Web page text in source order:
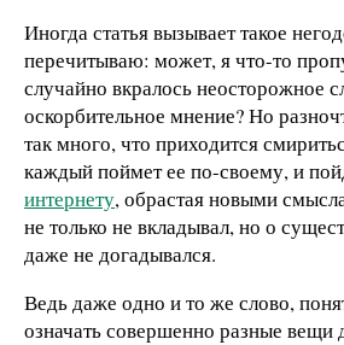
Иногда статья вызывает такое
перечитываю: может, я что-то
случайно вкралось неосторожное
оскорбительное мнение? Но
так много, что приходится
каждый поймет ее по-своему, и
интернету, обрастая новыми
не только не вкладывал, но о
даже не догадывался.
Ведь даже одно и то же слово,
означать совершенно разные вещи